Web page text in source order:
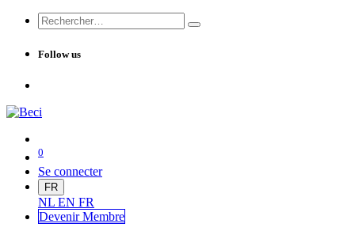
Follow us
0
Se connecter
FR
NL EN FR
Devenir Membre